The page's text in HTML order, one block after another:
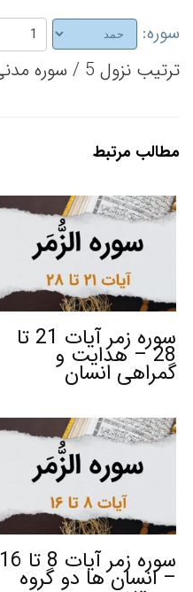
سوره:
ترتیب نزول 5 / سوره مدنی / تعداد آیات 7
مطالب مرتبط
سوره زمر آیات 21 تا
28 – هدایت و
گمراهی انسان
سوره زمر آیات 8 تا 16
– انسان ها دو گروه